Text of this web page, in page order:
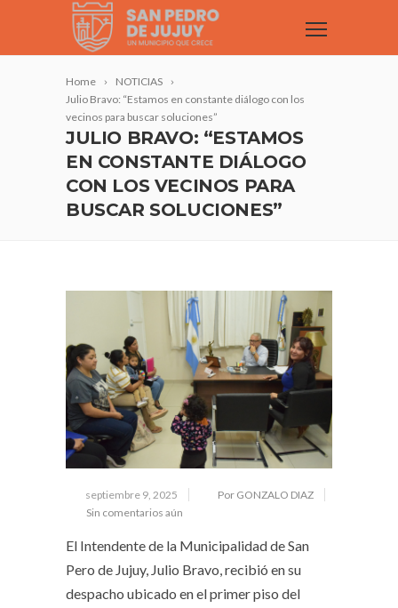
Home
NOTICIAS
Julio Bravo: “Estamos en constante diálogo con los
vecinos para buscar soluciones”
JULIO BRAVO: “ESTAMOS
EN CONSTANTE DIÁLOGO
CON LOS VECINOS PARA
BUSCAR SOLUCIONES”
septiembre 9, 2025
Por GONZALO DIAZ
Sin comentarios aún
El Intendente de la Municipalidad de San
Pero de Jujuy, Julio Bravo, recibió en su
despacho ubicado en el primer piso del